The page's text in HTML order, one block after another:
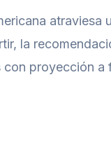
atraviesa
la
proyección a